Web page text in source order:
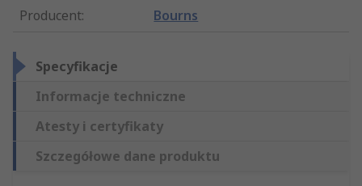
Producent: Bourns
Specyfikacje
Informacje techniczne
Atesty i certyfikaty
Szczegółowe dane produktu